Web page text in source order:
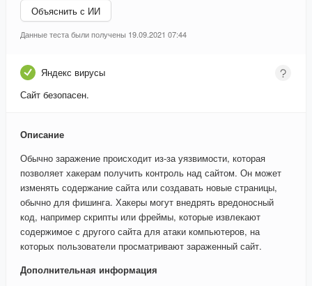
Объяснить с ИИ
Данные теста были получены 19.09.2021 07:44
Яндекс вирусы
Сайт безопасен.
Описание
Обычно заражение происходит из-за уязвимости, которая
позволяет хакерам получить контроль над сайтом. Он может
изменять содержание сайта или создавать новые страницы,
обычно для фишинга. Хакеры могут внедрять вредоносный
код, например скрипты или фреймы, которые извлекают
содержимое с другого сайта для атаки компьютеров, на
которых пользователи просматривают зараженный сайт.
Дополнительная информация